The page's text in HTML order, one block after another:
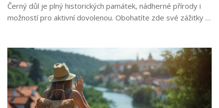
Černý důl je plný historických památek, nádherné přírody i
možností pro aktivní dovolenou. Obohatíte zde své zážitky a